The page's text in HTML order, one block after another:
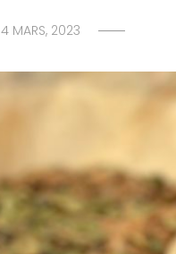
4 MARS, 2023